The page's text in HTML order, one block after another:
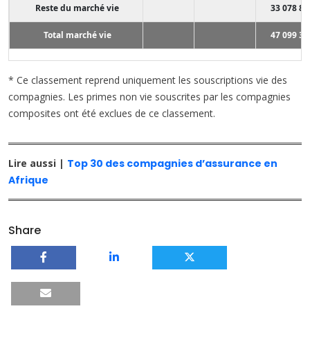
Reste du marché vie 33 078
Total marché vie 47 099
* Ce classement reprend uniquement les souscriptions vie des
compagnies. Les primes non vie souscrites par les compagnies
composites ont été exclues de ce classement.
Lire aussi | Top 30 des compagnies d’assurance en
Afrique
Share